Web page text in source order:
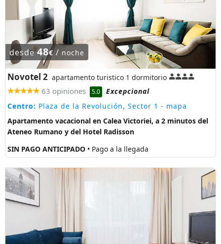
desde48€/ noche
Novotel 2 apartamento turistico 1 dormitorio
63 opiniones 5.0
Excepcional
Centro: Plaza de la Revolución, Sector 1 - mapa
Apartamento vacacional en Calea Victoriei, a 2 minutos del
Ateneo Rumano y del Hotel Radisson
SIN PAGO ANTICIPADO • Pago a la llegada